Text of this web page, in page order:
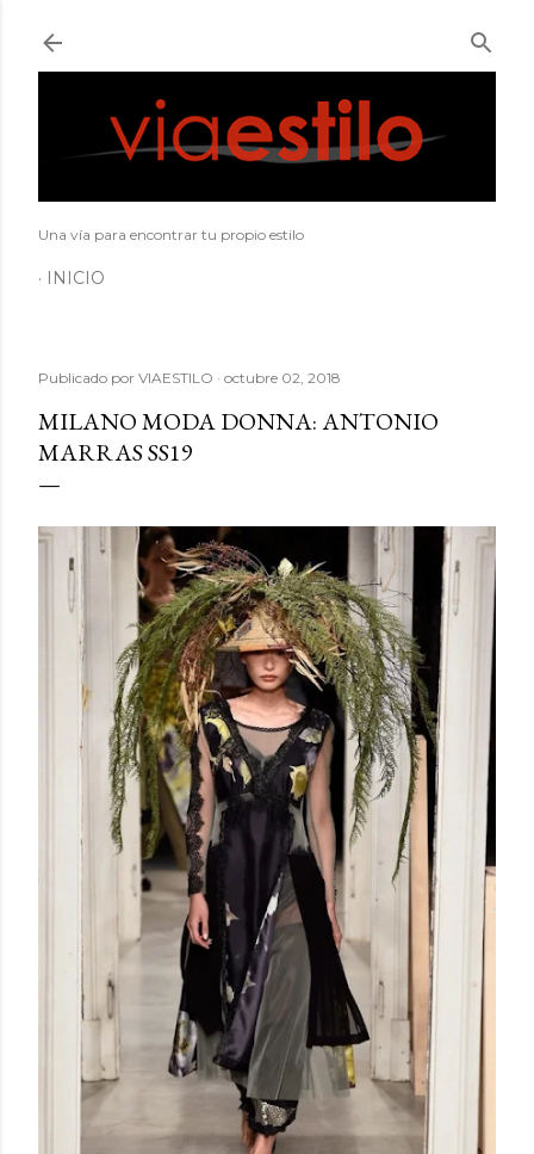
Una vía para encontrar tu propio estilo
INICIO
Publicado por VIAESTILO octubre 02, 2018
MILANO MODA DONNA: ANTONIO
MARRAS SS19